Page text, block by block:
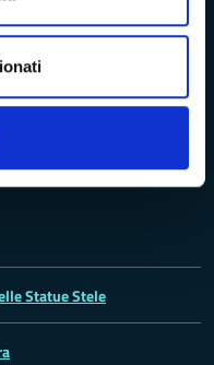
Statue Stele